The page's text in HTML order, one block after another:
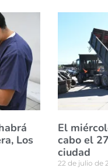
Los
El
cabo el
ciudad
22 de julio de